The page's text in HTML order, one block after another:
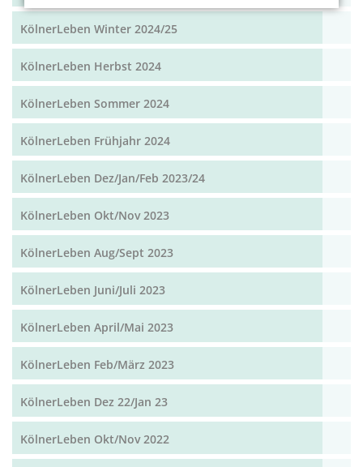
KölnerLeben Winter 2024/25
KölnerLeben Herbst 2024
KölnerLeben Sommer 2024
KölnerLeben Frühjahr 2024
KölnerLeben Dez/Jan/Feb 2023/24
KölnerLeben Okt/Nov 2023
KölnerLeben Aug/Sept 2023
KölnerLeben Juni/Juli 2023
KölnerLeben April/Mai 2023
KölnerLeben Feb/März 2023
KölnerLeben Dez 22/Jan 23
KölnerLeben Okt/Nov 2022